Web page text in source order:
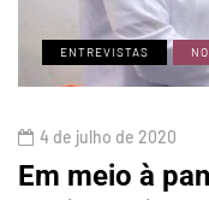
ENTREVISTAS
4 de julho de 2020
Em meio à